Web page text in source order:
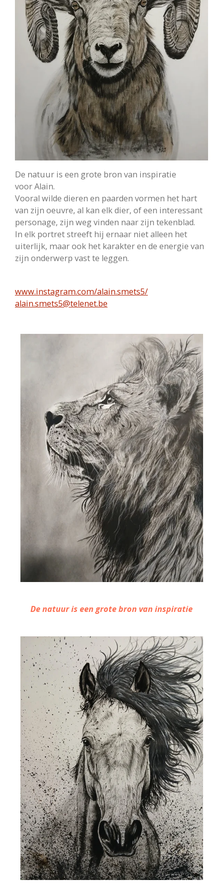
De natuur is een grote bron van inspiratie
voorAlain.
Vooral wilde dieren en paarden vormen het hart
van zijn oeuvre, al kan elk dier, of een interessant
personage, zijn weg vinden naar zijn tekenblad.
In elk portret streeft hij ernaar niet alleen het
uiterlijk, maar ook het karakter en de energie van
zijn onderwerp vast te leggen.
www.instagram.com/alain.smets5/
alain.smets5@telenet.be
De natuur is een grote bron van inspiratie